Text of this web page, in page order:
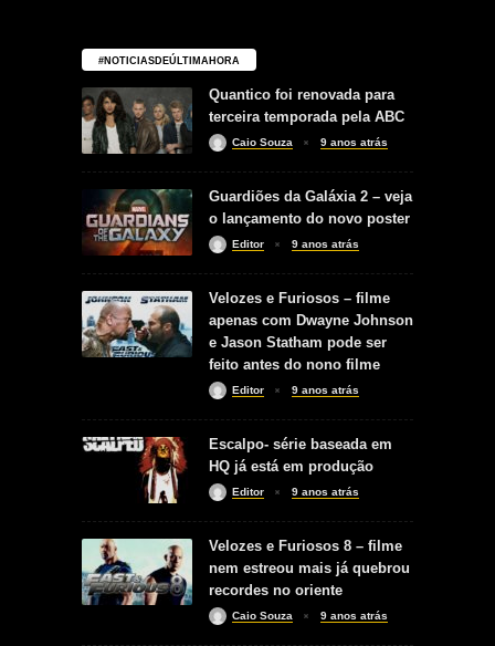
#NOTICIASDEÚLTIMAHORA
Quantico foi renovada para
terceira temporada pela ABC
Caio Souza 9 anos atrás
Guardiões da Galáxia 2 – veja
o lançamento do novo poster
Editor 9 anos atrás
Velozes e Furiosos – filme
apenas com Dwayne Johnson
e Jason Statham pode ser
feito antes do nono filme
Editor 9 anos atrás
Escalpo- série baseada em
HQ já está em produção
Editor 9 anos atrás
Velozes e Furiosos 8 – filme
nem estreou mais já quebrou
recordes no oriente
Caio Souza 9 anos atrás